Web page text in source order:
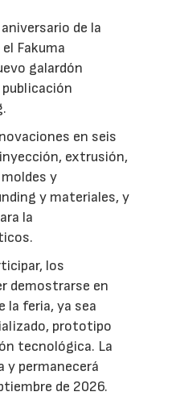
de la
Fakuma
galardón
en seis
extrusión,
y
y materiales, y
la
los
demostrarse en
feria, ya sea
prototipo
tecnológica. La
y permanecerá
de 2026.